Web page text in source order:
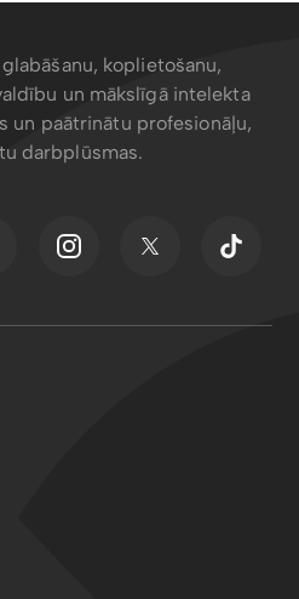
koplietošanu,
un mākslīgā intelekta
un paātrinātu profesionāļu,
darbplūsmas.